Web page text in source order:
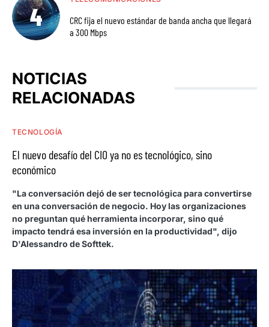
CRC fija el nuevo estándar de banda ancha que llegará
a 300 Mbps
NOTICIAS
RELACIONADAS
TECNOLOGÍA
El nuevo desafío del CIO ya no es tecnológico, sino
económico
"La conversación dejó de ser tecnológica para convertirse
en una conversación de negocio. Hoy las organizaciones
no preguntan qué herramienta incorporar, sino qué
impacto tendrá esa inversión en la productividad", dijo
D'Alessandro de Softtek.